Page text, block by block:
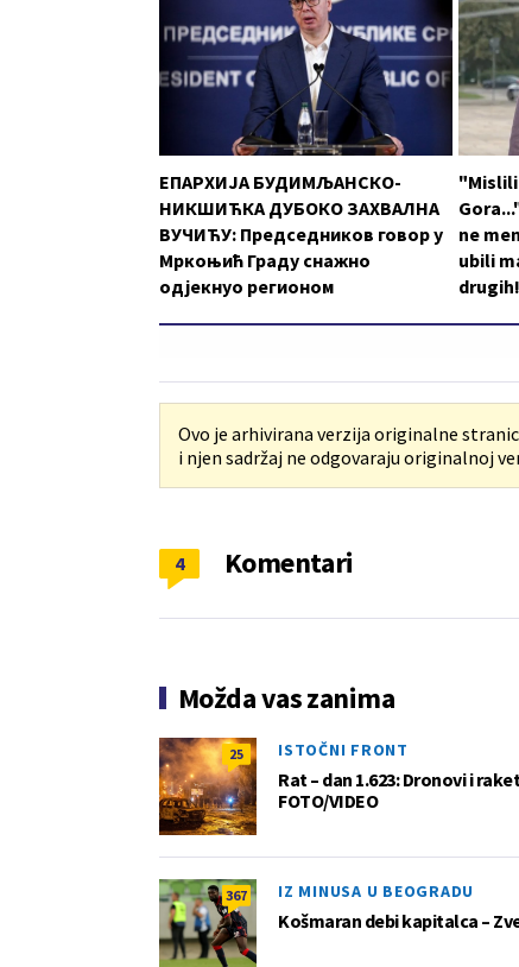
ЕПАРХИЈА БУДИМЉАНСКО-
НИКШИЋКА ДУБОКО ЗАХВАЛНА
ВУЧИЋУ: Председников говор у
Мркоњић Граду снажно
одјекнуо регионом
"Mislili
ne
ubili
Ovo je arhivirana verzija originalne
i njen sadržaj ne odgovaraju originalnoj
Komentari
4
Možda vas zanima
25 ISTOČNI FRONT
Rat – dan 1.623: Dronovi i
FOTO/VIDEO
367 IZ MINUSA U BEOGRADU
Košmaran debi kapitalca –